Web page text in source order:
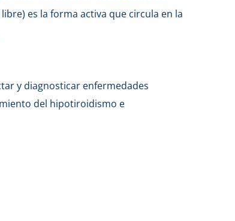
es la forma activa que circula en la
y diagnosticar enfermedades
del hipotiroidismo e